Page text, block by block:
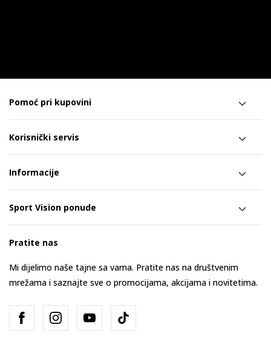
Pomoć pri kupovini
Korisnički servis
Informacije
Sport Vision ponude
Pratite nas
Mi dijelimo naše tajne sa vama. Pratite nas na društvenim
mrežama i saznajte sve o promocijama, akcijama i novitetima.